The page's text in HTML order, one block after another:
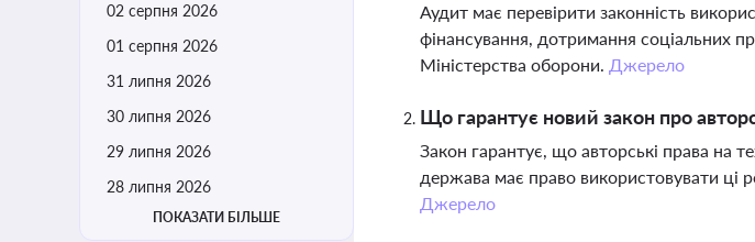
02 серпня 2026
01 серпня 2026
31 липня 2026
30 липня 2026
29 липня 2026
28 липня 2026
ПОКАЗАТИ БІЛЬШЕ
Аудит має перевірити законність
фінансування, дотримання соціальних
Міністерства оборони. Джерело
Що гарантує новий закон про
Закон гарантує, що авторські права на
держава має право використовувати ці
Джерело